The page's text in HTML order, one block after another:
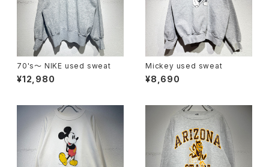
70's〜 NIKE used sweat
¥12,980
Mickey used sweat
¥8,690